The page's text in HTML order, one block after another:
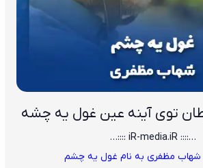
ﺗﻮی آﻳﻨﻪ ﻋﻴﻦ ﻏﻮل ﻳﻪ ﭼﺸﻪ
…:::: iR-media.iR ::::…
شهاب مظفری به نام غول یه چشم